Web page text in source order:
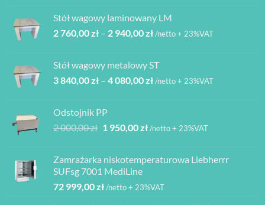
6
850,00 zł.
6
165,00 zł.
Stół wagowy laminowany LM
2 760,00zł – 2 940,00złZakres
2
760,00 zł
/netto + 23%VAT
Stół wagowy metalowy ST
3 840,00zł – 4 080,00złZakres
840,00 zł
080,00 zł
/netto + 23%VAT
Odstojnik PP
2 000,00zł Pierwotna
2
000,00 zł.
1 950,00złAktualna
1
/netto + 23%VAT
Zamrażarka niskotemperaturowa Liebherrr
SUFsg 7001 MediLine
72 999,00zł/netto + 23%VAT